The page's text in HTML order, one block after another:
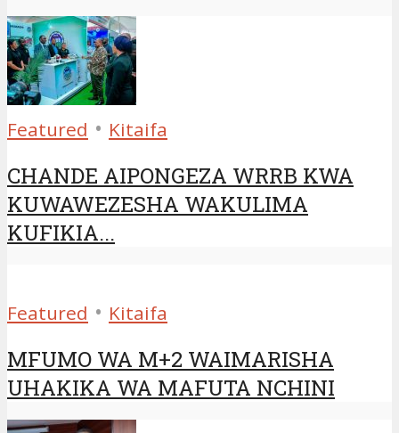
Featured • Kitaifa
CHANDE AIPONGEZA WRRB KWA
KUWAWEZESHA WAKULIMA
KUFIKIA...
Featured • Kitaifa
MFUMO WA M+2 WAIMARISHA
UHAKIKA WA MAFUTA NCHINI